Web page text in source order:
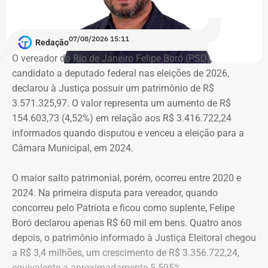
recebemos o compromisso de que, em até dez dias, a
secretaria será recriada”, afirmou Tatiana Roque em
publicação nas redes sociais.
Críticas da comunidade científica
A recriação da secretaria ocorre após críticas de
pesquisadores, universidades e entidades ligadas ao
setor, que contestaram a decisão do governo de tirar a
estrutura própria da área durante a reorganização
“Ele [Ricardo Couto] ouviu as críticas da comunidade
cientifica, dos representantes que estavam aqui, e disse
que vai sim recriar a secretaria, instituir um comitê paras
estudar com deve ser estruturada a nova pasta”, explicou
Roque.
Redação07/08/2026 15:11
O vereador do Rio de Janeiro Felipe Boró (PSD),
candidato a deputado federal nas eleições de 2026,
declarou à Justiça possuir um patrimônio de R$
3.571.325,97. O valor representa um aumento de R$
154.603,73 (4,52%) em relação aos R$ 3.416.722,24
informados quando disputou e venceu a eleição para a
Câmara Municipal, em 2024.
O maior salto patrimonial, porém, ocorreu entre 2020 e
2024. Na primeira disputa para vereador, quando
concorreu pelo Patriota e ficou como suplente, Felipe
Boró declarou apenas R$ 60 mil em bens. Quatro anos
depois, o patrimônio informado à Justiça Eleitoral chegou
a R$ 3,4 milhões, um crescimento de R$ 3.356.722,24,